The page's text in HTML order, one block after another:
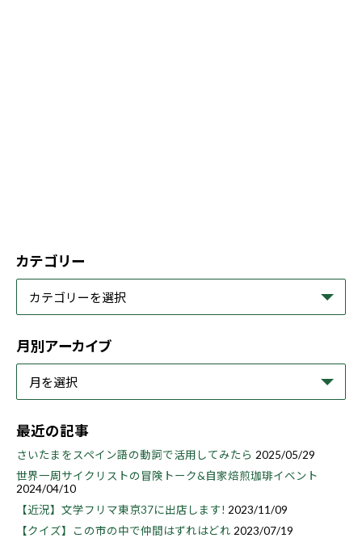
カテゴリー
月別アーカイブ
最近の記事
さいたまをスペイン語の動詞で活用してみたら 2025/05/29
世界一周サイクリストの冒険トーク&自家焙煎珈琲イベント
2024/04/10
【近況】文学フリマ東京37に出店します! 2023/11/09
【クイズ】この市の中で仲間はずれはどれ 2023/07/19